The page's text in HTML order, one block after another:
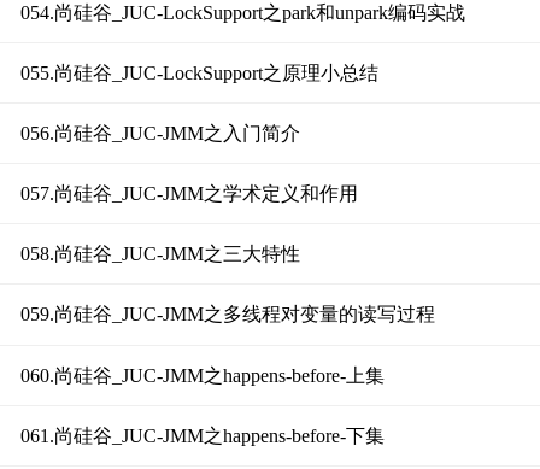
054.尚硅谷_JUC-LockSupport之park和unpark编码实战
055.尚硅谷_JUC-LockSupport之原理小总结
056.尚硅谷_JUC-JMM之入门简介
057.尚硅谷_JUC-JMM之学术定义和作用
058.尚硅谷_JUC-JMM之三大特性
059.尚硅谷_JUC-JMM之多线程对变量的读写过程
060.尚硅谷_JUC-JMM之happens-before-上集
061.尚硅谷_JUC-JMM之happens-before-下集